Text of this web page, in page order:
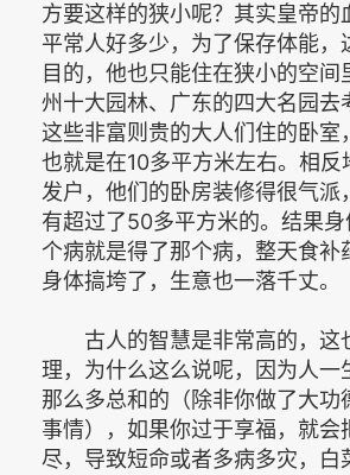
方要这样的狭小呢？其实皇帝的
平常人好多少，为了保存体能，
目的，他也只能住在狭小的空间
州十大园林、广东的四大名园去
这些非富则贵的大人们住的卧室
也就是在10多平方米左右。相反
发户，他们的卧房装修得很气派
有超过了50多平方米的。结果
个病就是得了那个病，整天食补
身体搞垮了，生意也一落千丈。
古人的智慧是非常高的，这
理，为什么这么说呢，因为人一
那么多总和的（除非你做了大功
事情），如果你过于享福，就会
尽，导致短命或者多病多灾，白